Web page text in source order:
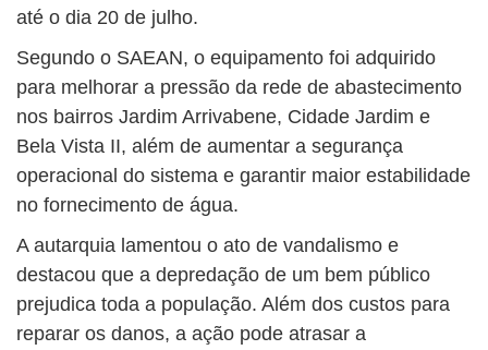
até o dia 20 de julho.
Segundo o SAEAN, o equipamento foi adquirido
para melhorar a pressão da rede de abastecimento
nos bairros Jardim Arrivabene, Cidade Jardim e
Bela Vista II, além de aumentar a segurança
operacional do sistema e garantir maior estabilidade
no fornecimento de água.
A autarquia lamentou o ato de vandalismo e
destacou que a depredação de um bem público
prejudica toda a população. Além dos custos para
reparar os danos, a ação pode atrasar a